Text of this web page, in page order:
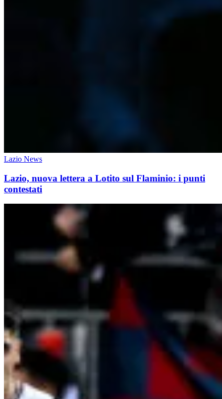
Lazio News
Lazio, nuova lettera a Lotito sul Flaminio: i punti
contestati